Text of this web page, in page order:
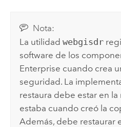
Nota:
La utilidadwebgisdr
software de los
Enterprise cuando crea
seguridad. La
restaura debe estar en
estaba cuando creó la
Además, debe restaurar